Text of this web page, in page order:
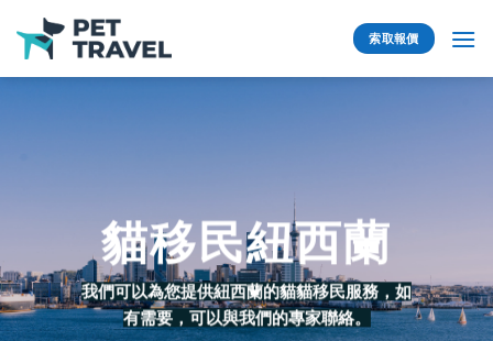
索取報價
貓移民紐西蘭
我們可以為您提供紐西蘭的貓貓移民服務，如
有需要，可以與我們的專家聯絡。